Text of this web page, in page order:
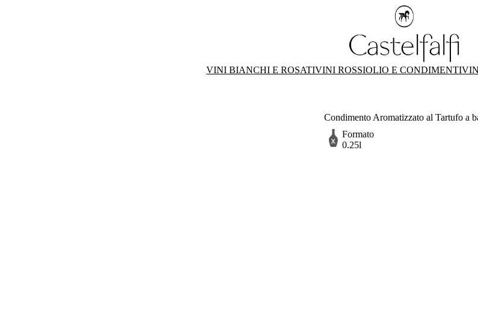
VINI BIANCHI E ROSATIVINI ROSSIOLIO E CONDIMENTI
Condimento Aromatizzato al Tartufo a
Formato
0.25l